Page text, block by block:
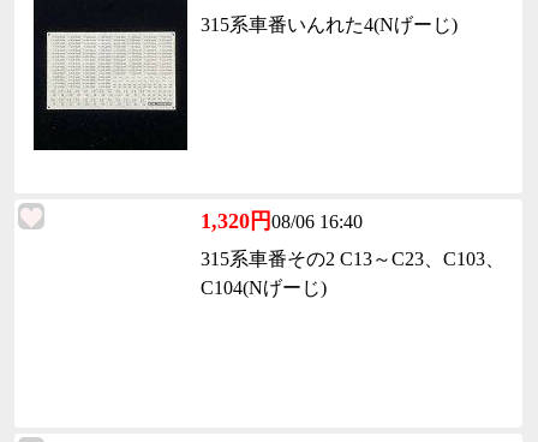
315系車番いんれた4(Nげーじ)
1,320円08/06 16:40
315系車番その2 C13～C23、C103、
C104(Nげーじ)